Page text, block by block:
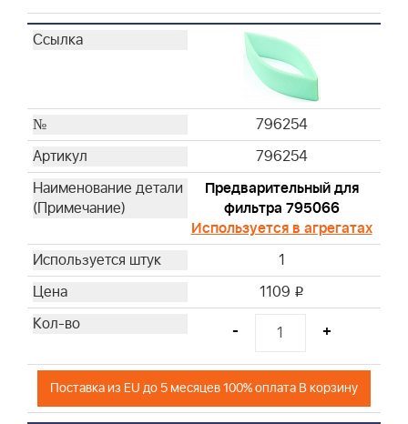
796254
796254
Предварительный для
фильтра 795066
Используется в агрегатах
1
1109 i
- +
Поставка из EU до 5 месяцев 100% оплата В корзину